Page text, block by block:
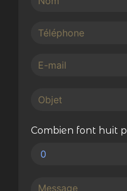
Combien font huit